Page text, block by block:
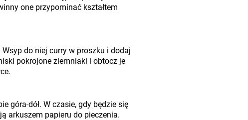
one przypominać kształtem
do niej curry w proszku i dodaj
pokrojone ziemniaki i obtocz je
góra-dół. W czasie, gdy będzie się
arkuszem papieru do pieczenia.